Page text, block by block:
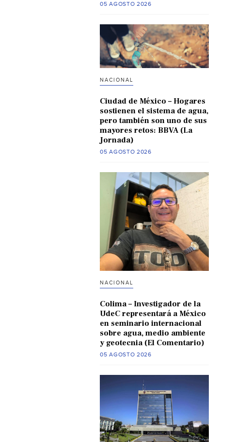
05 AGOSTO 2026
NACIONAL
Ciudad de México – Hogares
sostienen el sistema de agua,
pero también son uno de sus
mayores retos: BBVA (La
Jornada)
05 AGOSTO 2026
NACIONAL
Colima – Investigador de la
UdeC representará a México
en seminario internacional
sobre agua, medio ambiente
y geotecnia (El Comentario)
05 AGOSTO 2026